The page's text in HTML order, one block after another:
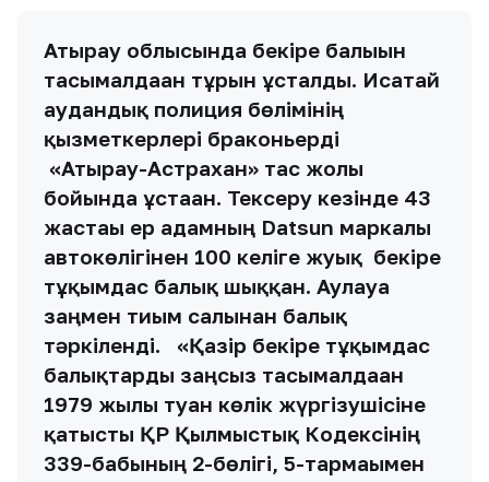
Атырау облысында бекіре балығын
тасымалдаған тұрғын ұсталды. Исатай
аудандық полиция бөлімінің
қызметкерлері браконьерді
«Атырау-Астрахан» тас жолы
бойында ұстаған. Тексеру кезінде 43
жастағы ер адамның Datsun маркалы
автокөлігінен​ 100 келіге жуық ​ бекіре
тұқымдас балық шыққан. Аулауға
заңмен тиым салынған балық
тәркіленді.
​«Қазір бекіре тұқымдас
балықтарды заңсыз тасымалдаған
1979 жылы туған көлік жүргізушісіне
қатысты ҚР Қылмыстық Кодексінің
339-бабының 2-бөлігі, 5-тармағымен